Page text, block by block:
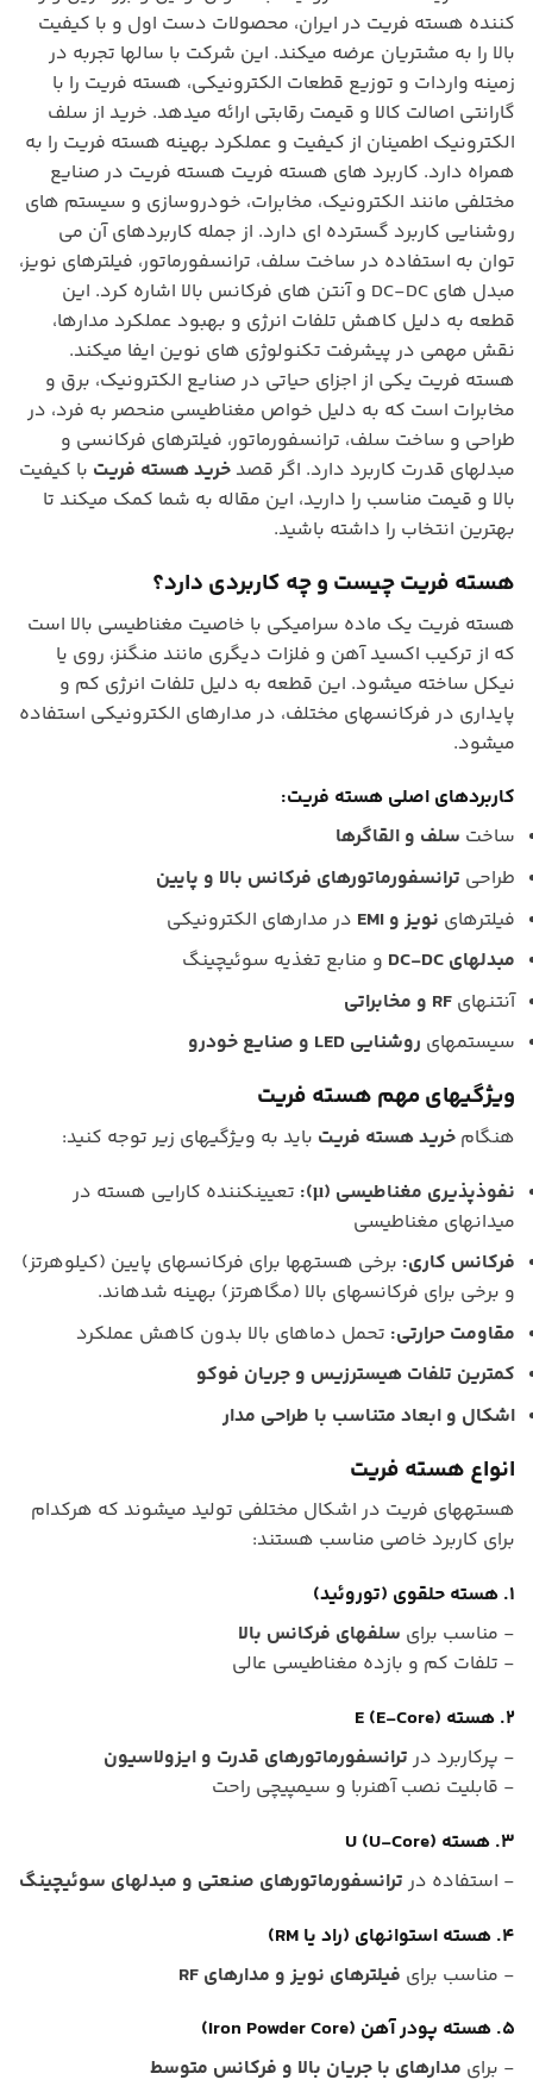
کننده هسته فریت در ایران، محصولات دست اول و با کیفیت
بالا را به مشتریان عرضه میکند. این شرکت با سالها تجربه در
زمینه واردات و توزیع قطعات الکترونیکی، هسته فریت را با
گارانتی اصالت کالا و قیمت رقابتی ارائه میدهد. خرید از سلف
الکترونیک اطمینان از کیفیت و عملکرد بهینه هسته فریت را به
همراه دارد. کاربرد های هسته فریت هسته فریت در صنایع
مختلفی مانند الکترونیک، مخابرات، خودروسازی و سیستم های
روشنایی کاربرد گسترده ای دارد. از جمله کاربردهای آن می
توان به استفاده در ساخت سلف، ترانسفورماتور، فیلترهای نویز،
مبدل های DC-DC و آنتن های فرکانس بالا اشاره کرد. این
قطعه به دلیل کاهش تلفات انرژی و بهبود عملکرد مدارها،
نقش مهمی در پیشرفت تکنولوژی های نوین ایفا میکند.
هسته فریت یکی از اجزای حیاتی در صنایع الکترونیک، برق و
مخابرات است که به دلیل خواص مغناطیسی منحصر به فرد، در
طراحی و ساخت سلف، ترانسفورماتور، فیلترهای فرکانسی و
مبدلهای قدرت کاربرد دارد. اگر قصد خرید هسته فریت با کیفیت
بالا و قیمت مناسب را دارید، این مقاله به شما کمک میکند تا
بهترین انتخاب را داشته باشید.
هسته فریت چیست و چه کاربردی دارد؟
هسته فریت یک ماده سرامیکی با خاصیت مغناطیسی بالا است
که از ترکیب اکسید آهن و فلزات دیگری مانند منگنز، روی یا
نیکل ساخته میشود. این قطعه به دلیل تلفات انرژی کم و
پایداری در فرکانسهای مختلف، در مدارهای الکترونیکی استفاده
میشود.
کاربردهای اصلی هسته فریت:
ساخت سلف و القاگرها
طراحی ترانسفورماتورهای فرکانس بالا و پایین
فیلترهای نویز و EMI
در مدارهای الکترونیکی
مبدلهای DC-DC
و منابع تغذیه سوئیچینگ
آنتنهای RF و مخابراتی
سیستمهای روشنایی LED و صنایع خودرو
ویژگیهای مهم هسته فریت
هنگام خرید هسته فریت باید به ویژگیهای زیر توجه کنید:
نفوذپذیری مغناطیسی (μ):
تعیینکننده کارایی هسته در
میدانهای مغناطیسی
فرکانس کاری: برخی هستهها برای فرکانسهای پایین (کیلوهرتز)
و برخی برای فرکانسهای بالا (مگاهرتز) بهینه شدهاند.
مقاومت حرارتی: تحمل دماهای بالا بدون کاهش عملکرد
کمترین تلفات هیسترزیس و جریان فوکو
اشکال و ابعاد متناسب با طراحی مدار
انواع هسته فریت
هستههای فریت در اشکال مختلفی تولید میشوند که هرکدام
برای کاربرد خاصی مناسب هستند:
1. هسته حلقوی (توروئید)
- مناسب برای سلفهای فرکانس بالا
- تلفات کم و بازده مغناطیسی عالی
2. هسته E (E-Core)
- پرکاربرد در ترانسفورماتورهای قدرت و ایزولاسیون
- قابلیت نصب آهنربا و سیمپیچی راحت
3. هسته U (U-Core)
- استفاده در ترانسفورماتورهای صنعتی و مبدلهای سوئیچینگ
4. هسته استوانهای (راد یا RM)
- مناسب برای فیلترهای نویز و مدارهای RF
5. هسته پودر آهن (Iron Powder Core)
- برای مدارهای با جریان بالا و فرکانس متوسط